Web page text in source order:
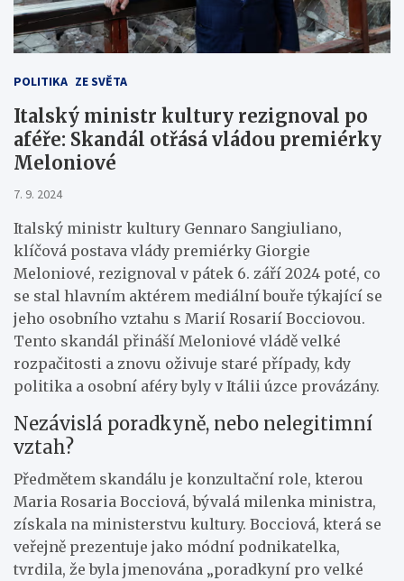
POLITIKA ZE SVĚTA
Italský ministr kultury rezignoval po
aféře: Skandál otřásá vládou premiérky
Meloniové
7. 9. 2024
Italský ministr kultury Gennaro Sangiuliano,
klíčová postava vlády premiérky Giorgie
Meloniové, rezignoval v pátek 6. září 2024 poté, co
se stal hlavním aktérem mediální bouře týkající se
jeho osobního vztahu s Marií Rosarií Bocciovou.
Tento skandál přináší Meloniové vládě velké
rozpačitosti a znovu oživuje staré případy, kdy
politika a osobní aféry byly v Itálii úzce provázány.
Nezávislá poradkyně, nebo nelegitimní
vztah?
Předmětem skandálu je konzultační role, kterou
Maria Rosaria Bocciová, bývalá milenka ministra,
získala na ministerstvu kultury. Bocciová, která se
veřejně prezentuje jako módní podnikatelka,
tvrdila, že byla jmenována „poradkyní pro velké